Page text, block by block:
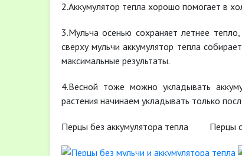
2.Аккумулятор тепла хорошо помогает в
3.Мульча осенью сохраняет летнее
сверху мульчи аккумулятор тепла
максимальные результаты.
4.Весной тоже можно укладывать
растения начинаем укладывать только
Перцы без аккумулятора тепла Перцы с